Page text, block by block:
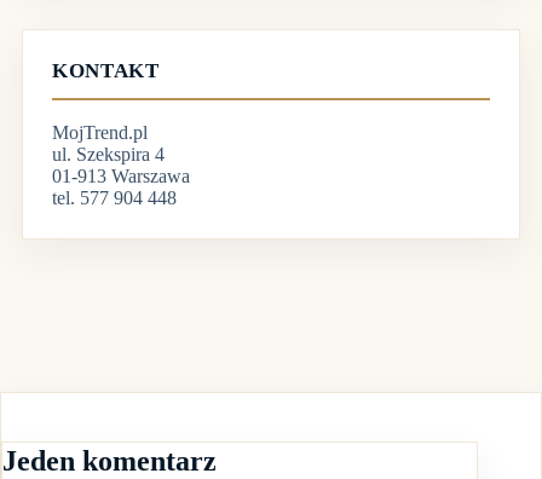
KONTAKT
MojTrend.pl
ul. Szekspira 4
01-913 Warszawa
tel. 577 904 448
Jeden komentarz